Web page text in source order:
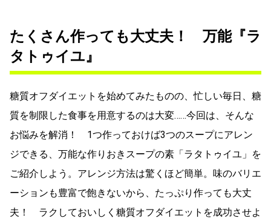
たくさん作っても大丈夫！ 万能『ラ
タトゥイユ』
糖質オフダイエットを始めてみたものの、忙しい毎日、糖
質を制限した食事を用意するのは大変……今回は、そんな
お悩みを解消！ 1つ作っておけば3つのスープにアレン
ジできる、万能な作りおきスープの素「ラタトゥイユ」を
ご紹介しよう。アレンジ方法は驚くほど簡単。味のバリエ
ーションも豊富で飽きないから、たっぷり作っても大丈
夫！ ラクしておいしく糖質オフダイエットを成功させよ